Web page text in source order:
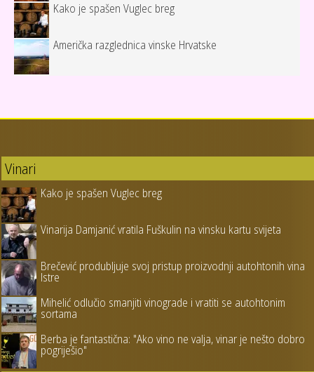
Kako je spašen Vuglec breg
Američka razglednica vinske Hrvatske
Vinari
Kako je spašen Vuglec breg
Vinarija Damjanić vratila Fuškulin na vinsku kartu svijeta
Brečević produbljuje svoj pristup proizvodnji autohtonih vina
Istre
Mihelić odlučio smanjiti vinograde i vratiti se autohtonim
sortama
Berba je fantastična: "Ako vino ne valja, vinar je nešto dobro
pogriješio"